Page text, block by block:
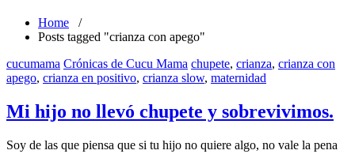
Home /
Posts tagged "crianza con apego"
cucumama Crónicas de Cucu Mama chupete, crianza, crianza con
apego, crianza en positivo, crianza slow, maternidad
Mi hijo no llevó chupete y sobrevivimos.
Soy de las que piensa que si tu hijo no quiere algo, no vale la pena